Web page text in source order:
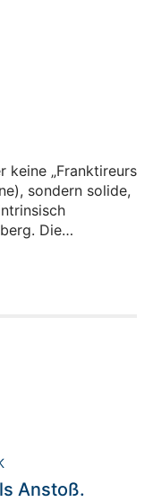
keine „Franktireurs
sondern solide,
Die
Anstoß.